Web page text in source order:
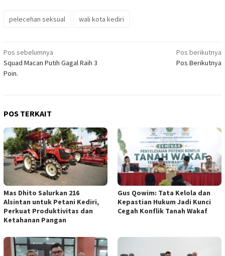
pelecehan seksual wali kota kediri
Navigasi
pos
Pos sebelumnya
Squad Macan Putih Gagal Raih 3
Poin.
Pos berikutnya
Pos Berikutnya
POS TERKAIT
Mas Dhito Salurkan 216
Alsintan untuk Petani Kediri,
Perkuat Produktivitas dan
Ketahanan Pangan
Gus Qowim: Tata Kelola dan
Kepastian Hukum Jadi Kunci
Cegah Konflik Tanah Wakaf